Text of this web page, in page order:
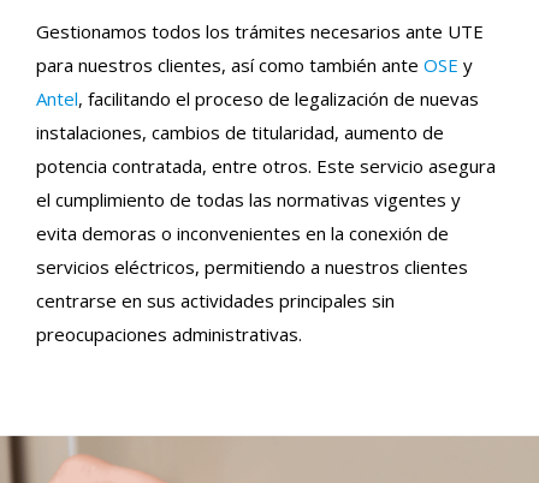
Gestionamos todos los trámites necesarios ante UTE
para nuestros clientes, así como también ante OSE y
Antel, facilitando el proceso de legalización de nuevas
instalaciones, cambios de titularidad, aumento de
potencia contratada, entre otros. Este servicio asegura
el cumplimiento de todas las normativas vigentes y
evita demoras o inconvenientes en la conexión de
servicios eléctricos, permitiendo a nuestros clientes
centrarse en sus actividades principales sin
preocupaciones administrativas.